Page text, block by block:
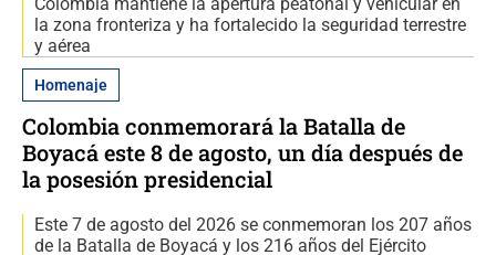
la zona fronteriza y ha fortalecido la seguridad terrestre
y aérea
Homenaje
Colombia conmemorará la Batalla de
Boyacá este 8 de agosto, un día después de
la posesión presidencial
Este 7 de agosto del 2026 se conmemoran los 207 años
de la Batalla de Boyacá y los 216 años del Ejército